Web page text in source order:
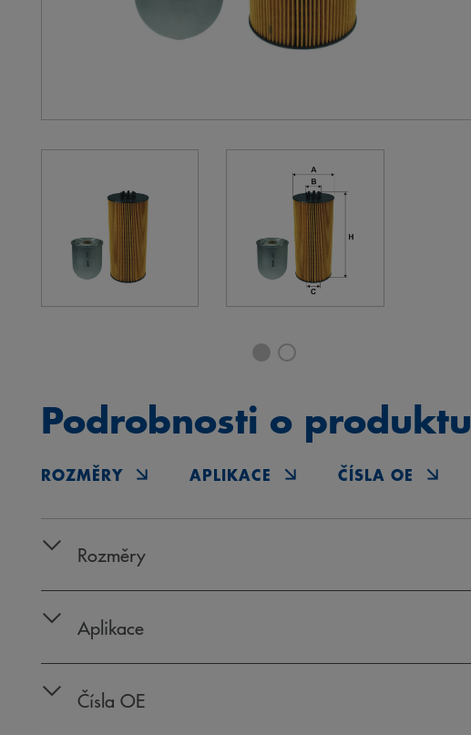
Podrobnosti o produktu
ROZMĚRY APLIKACE ČÍSLA OE
Rozměry
Aplikace
Čísla OE